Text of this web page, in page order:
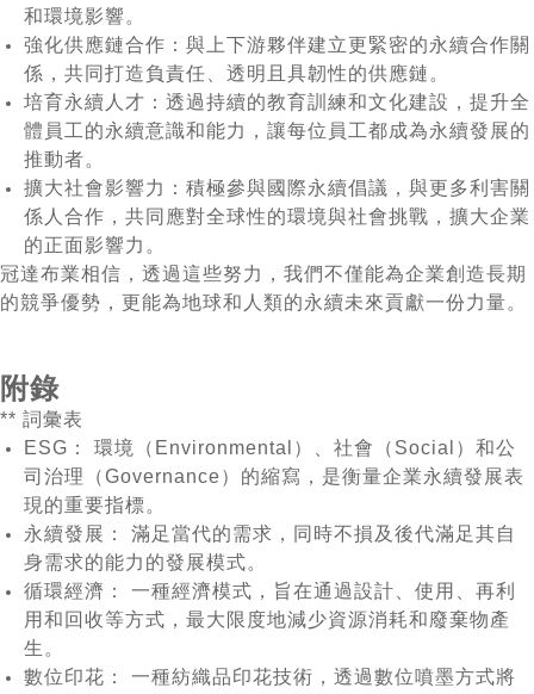
和環境影響。
強化供應鏈合作：與上下游夥伴建立更緊密的永續合作關
係，共同打造負責任、透明且具韌性的供應鏈。
培育永續人才：透過持續的教育訓練和文化建設，提升全
體員工的永續意識和能力，讓每位員工都成為永續發展的
推動者。
擴大社會影響力：積極參與國際永續倡議，與更多利害關
係人合作，共同應對全球性的環境與社會挑戰，擴大企業
的正面影響力。
冠達布業相信，透過這些努力，我們不僅能為企業創造長期
的競爭優勢，更能為地球和人類的永續未來貢獻一份力量。
附錄
** 詞彙表
ESG： 環境（Environmental）、社會（Social）和公
司治理（Governance）的縮寫，是衡量企業永續發展表
現的重要指標。
永續發展： 滿足當代的需求，同時不損及後代滿足其自
身需求的能力的發展模式。
循環經濟： 一種經濟模式，旨在通過設計、使用、再利
用和回收等方式，最大限度地減少資源消耗和廢棄物產
生。
數位印花： 一種紡織品印花技術，透過數位噴墨方式將